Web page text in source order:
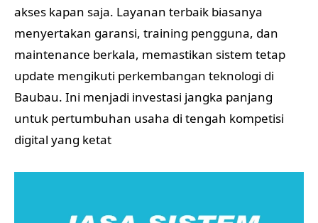
akses kapan saja. Layanan terbaik biasanya
menyertakan garansi, training pengguna, dan
maintenance berkala, memastikan sistem tetap
update mengikuti perkembangan teknologi di
Baubau. Ini menjadi investasi jangka panjang
untuk pertumbuhan usaha di tengah kompetisi
digital yang ketat